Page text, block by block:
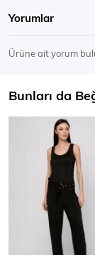
Yorumlar
Ürüne ait yorum
Bunları da